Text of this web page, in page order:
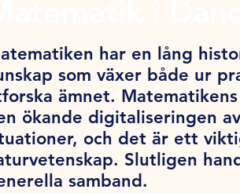
har en lång
som växer både ur
ämnet.
ökande digitaliseringen
och det är ett
Slutligen
samband.